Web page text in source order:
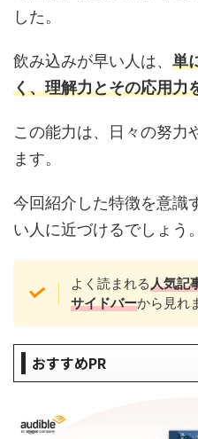
した。
飲み込みが早い人は、 単
く、理解力とその応用力
この能力は、日々の努力
ます。
今回紹介した特徴を意識
い人に近づけるでしょう。
よく読まれる人気記
サイドバーから見れ
おすすめPR